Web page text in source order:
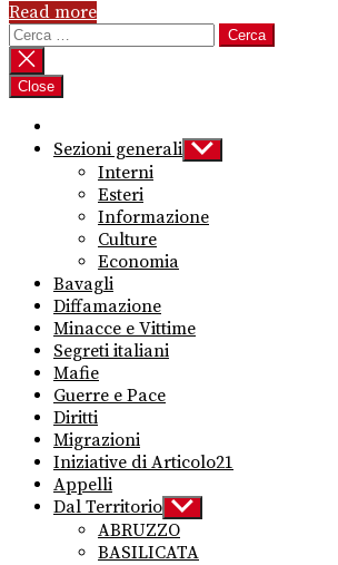
Read more
Ricerca
per:
Close
Sezioni generali Show
sub
Interni
Esteri
Informazione
Culture
Economia
Bavagli
Diffamazione
Minacce e Vittime
Segreti italiani
Mafie
Guerre e Pace
Diritti
Migrazioni
Iniziative di Articolo21
Appelli
Dal Territorio Show
sub
menu
ABRUZZO
BASILICATA